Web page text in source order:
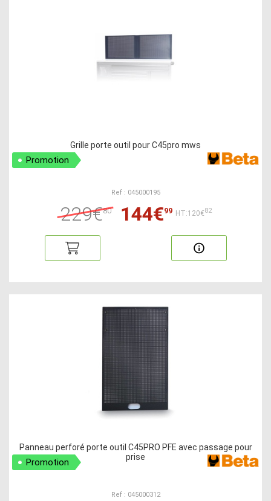
Grille porte outil pour C45pro mws
Promotion
Ref : 045000195
229€80 144€99 HT:120€82
Panneau perforé porte outil C45PRO PFE avec passage pour
prise
Promotion
Ref : 045000312